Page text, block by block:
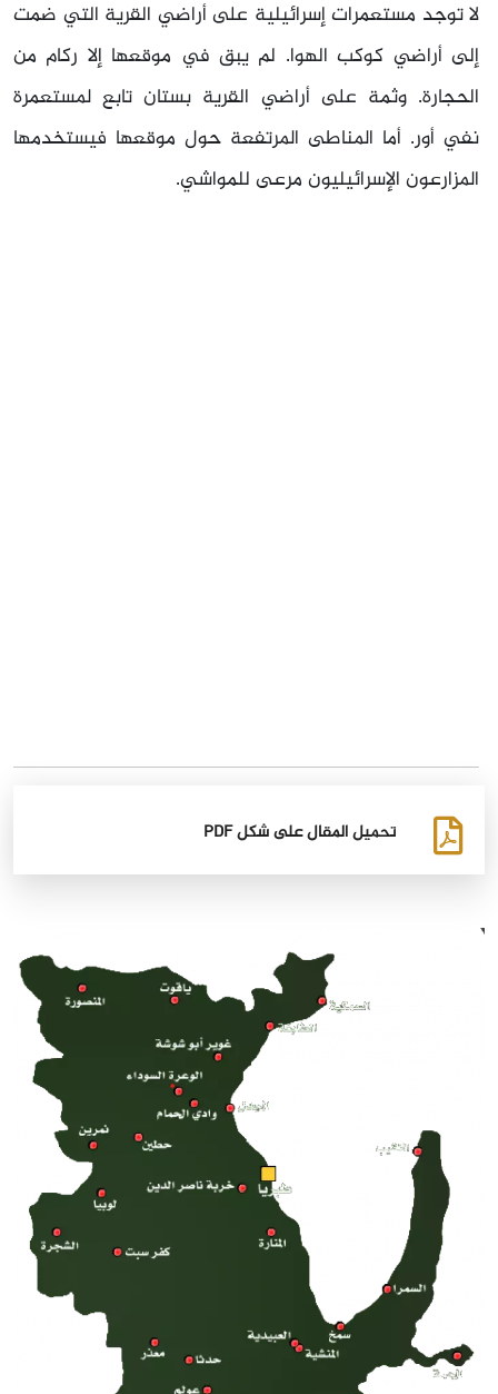
لا توجد مستعمرات إسرائيلية على أراضي القرية التي ضمت
إلى أراضي كوكب الهوا. لم يبق في موقعها إلا ركام من
الحجارة. وثمة على أراضي القرية بستان تابع لمستعمرة
نفي أور. أما المناطى المرتفعة حول موقعها فيستخدمها
المزارعون الإسرائيليون مرعى للمواشي.
تحميل المقال على شكل PDF